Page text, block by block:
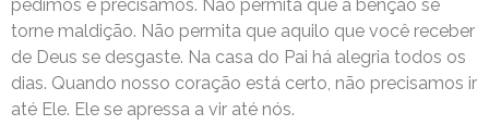
pedimos e precisamos. Não permita que a benção se
torne maldição. Não permita que aquilo que você receber
de Deus se desgaste. Na casa do Pai há alegria todos os
dias. Quando nosso coração está certo, não precisamos ir
até Ele. Ele se apressa a vir até nós.